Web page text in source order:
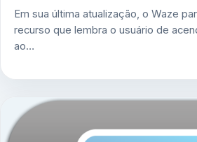
Em sua última atualização, o Waze
recurso que lembra o usuário de
ao…